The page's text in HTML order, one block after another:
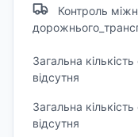
Контроль
Загальна
відсутня
Загальна
відсутня